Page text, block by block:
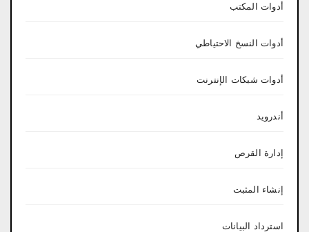
أدوات المكتب
أدوات النسخ الاحتياطي
أدوات شبكات الإنترنت
أندرويد
إدارة القرص
إنشاء المثبت
استرداد البيانات